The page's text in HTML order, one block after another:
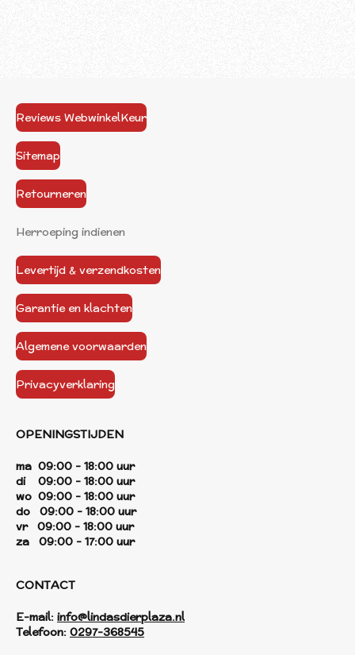
Reviews WebwinkelKeur
Sitemap
Retourneren
Herroeping indienen
Levertijd & verzendkosten
Garantie en klachten
Algemene voorwaarden
Privacyverklaring
OPENINGSTIJDEN
ma 09:00 - 18:00 uur
di 09:00 - 18:00 uur
wo 09:00 - 18:00 uur
do 09:00 - 18:00 uur
vr 09:00 - 18:00 uur
za 09:00 - 17:00 uur
CONTACT
E-mail: info@lindasdierplaza.nl
Telefoon: 0297-368545